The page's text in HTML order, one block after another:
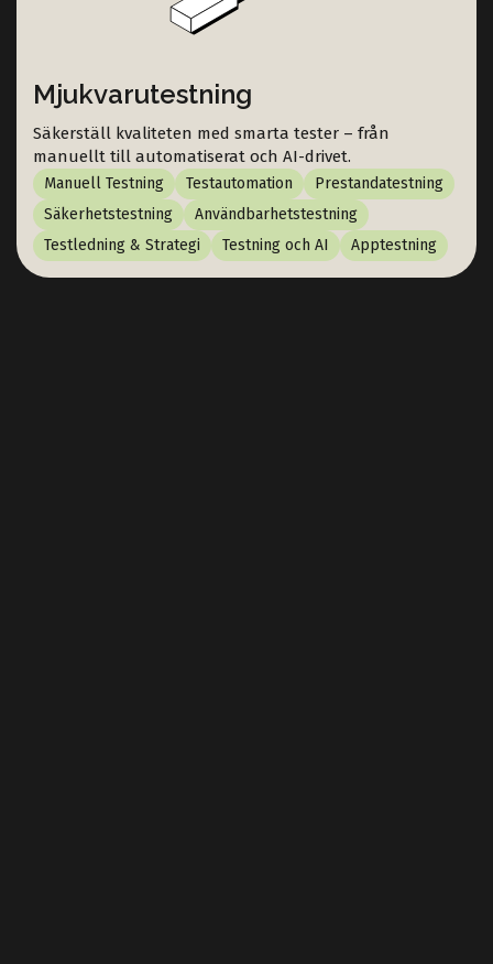
Mjukvarutestning
Säkerställ kvaliteten med smarta tester – från
manuellt till automatiserat och AI-drivet.
Manuell Testning Testautomation
Prestandatestning
Säkerhetstestning
Användbarhetstestning
Testledning & Strategi
Testning och AI Apptestning